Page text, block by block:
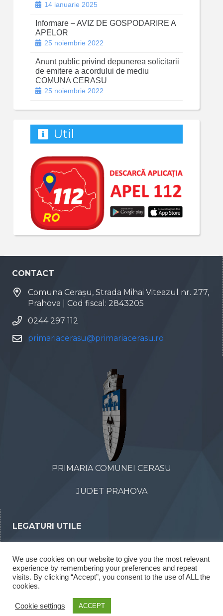
14 ianuarie 2025
Informare – AVIZ DE GOSPODARIRE A
APELOR
25 noiembrie 2022
Anunt public privind depunerea solicitarii
de emitere a acordului de mediu
COMUNA CERASU
25 noiembrie 2022
Util
CONTACT
Comuna Cerașu, Strada Mihai Viteazul nr. 277,
Prahova | Cod fiscal: 2843205
0244 297 112
primariacerasu@primariacerasu.ro
PRIMARIA COMUNEI CERASU
JUDET PRAHOVA
LEGATURI UTILE
Declaratii de interese
Rapoarte legea 52/2003
We use cookies on our website to give you the most relevant
experience by remembering your preferences and repeat
visits. By clicking “Accept”, you consent to the use of ALL the
cookies.
Cookie settings ACCEPT